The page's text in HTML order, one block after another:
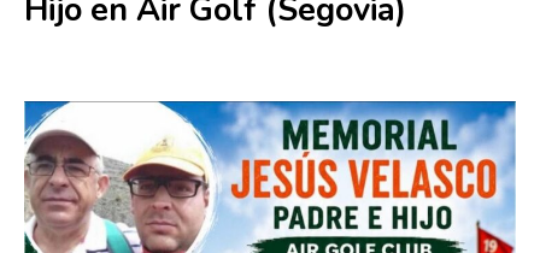
Hijo en Air Golf (Segovia)